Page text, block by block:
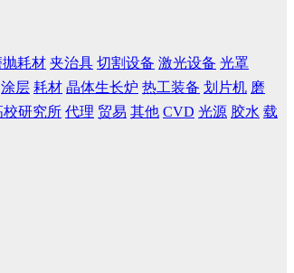
抛耗材 夹治具 切割设备 激光设备 光罩
涂层 耗材 晶体生长炉 热工装备 划片机 磨
校研究所 代理 贸易 其他 CVD 光源 胶水 载